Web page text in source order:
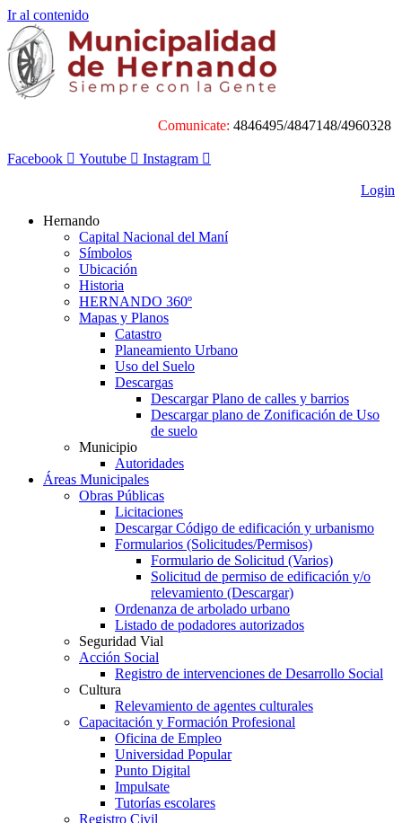
Ir al contenido
Comunicate: 4846495/4847148/4960328
Facebook Youtube Instagram
Login
Hernando
Capital Nacional del Maní
Símbolos
Ubicación
Historia
HERNANDO 360º
Mapas y Planos
Catastro
Planeamiento Urbano
Uso del Suelo
Descargas
Descargar Plano de calles y barrios
Descargar plano de Zonificación de Uso
de suelo
Municipio
Autoridades
Áreas Municipales
Obras Públicas
Licitaciones
Descargar Código de edificación y urbanismo
Formularios (Solicitudes/Permisos)
Formulario de Solicitud (Varios)
Solicitud de permiso de edificación y/o
relevamiento (Descargar)
Ordenanza de arbolado urbano
Listado de podadores autorizados
Seguridad Vial
Acción Social
Registro de intervenciones de Desarrollo Social
Cultura
Relevamiento de agentes culturales
Capacitación y Formación Profesional
Oficina de Empleo
Universidad Popular
Punto Digital
Impulsate
Tutorías escolares
Registro Civil